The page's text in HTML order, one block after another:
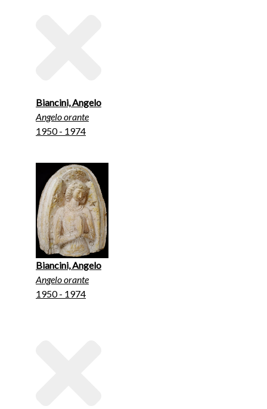
Biancini, Angelo
Angelo orante
1950 - 1974
Biancini, Angelo
Angelo orante
1950 - 1974